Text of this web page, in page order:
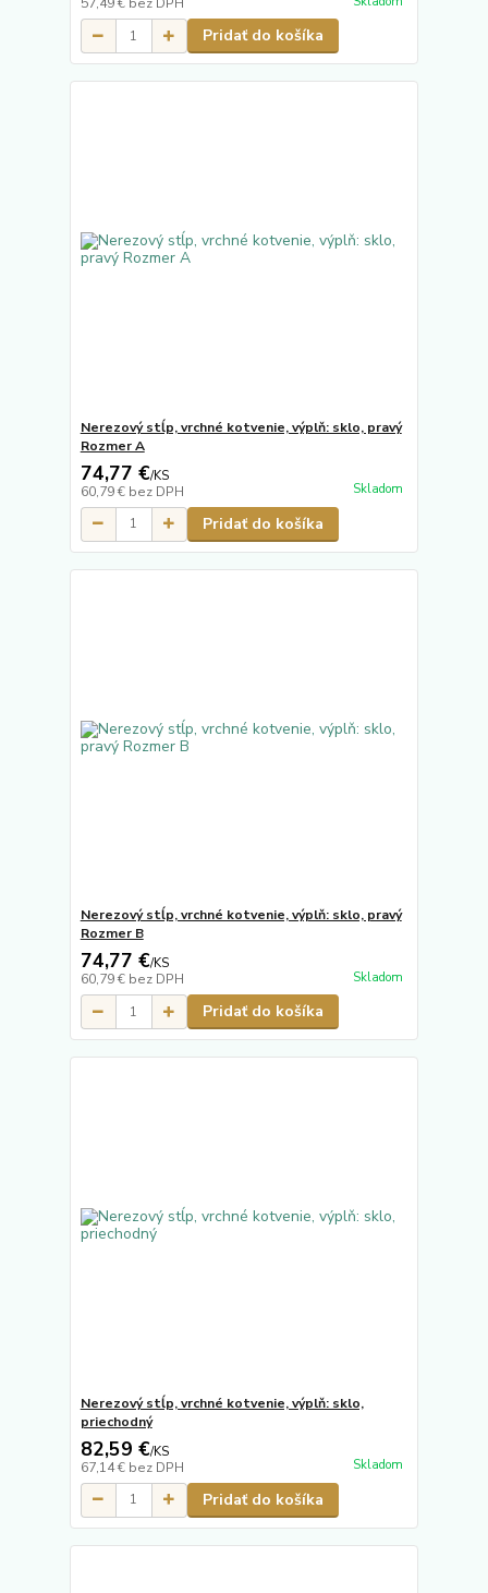
57,49 € bez DPH
Pridať do košíka
Nerezový stĺp, vrchné kotvenie, výplň: sklo, pravý
Rozmer A
74,77 €/KS
60,79 € bez DPH Skladom
Pridať do košíka
Nerezový stĺp, vrchné kotvenie, výplň: sklo, pravý
Rozmer B
74,77 €/KS
60,79 € bez DPH Skladom
Pridať do košíka
Nerezový stĺp, vrchné kotvenie, výplň: sklo,
priechodný
82,59 €/KS
67,14 € bez DPH Skladom
Pridať do košíka